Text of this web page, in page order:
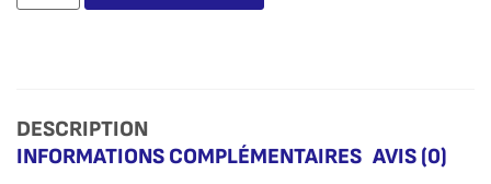
DESCRIPTION
INFORMATIONS COMPLÉMENTAIRES AVIS (0)